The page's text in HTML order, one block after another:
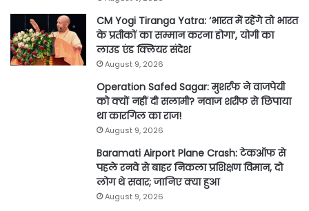
CM Yogi Tiranga Yatra: ‘भारत में रहेंगे तो भारत
के प्रतीकों का सम्मान करना होगा’, योगी का
लाउड एंड क्लियर संदेश
August 9, 2026
Operation Safed Sagar: मुशर्रफ ने वाजपेयी
को क्यों नहीं दी सलामी? नवाज शरीफ से छिपाया
था कारगिल का राज!
August 9, 2026
Baramati Airport Plane Crash: टेकऑफ से
पहले रनवे से बाहर निकला प्रशिक्षण विमान, दो
लोग थे सवार; जानिए क्या हुआ
August 9, 2026